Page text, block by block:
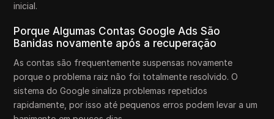
inicial.
Porque Algumas Contas Google Ads São
Banidas novamente após a recuperação
As contas são frequentemente suspensas novamente
porque o problema raiz não foi totalmente resolvido. O
sistema do Google sinaliza problemas repetidos
rapidamente, por isso até pequenos erros podem levar a um